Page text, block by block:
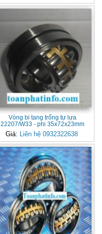
Vòng bi tang trống tự lựa
22207/W33 - phi 35x72x23mm
Giá: Liên hệ 0932322638